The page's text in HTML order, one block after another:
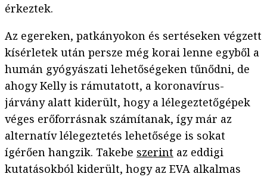
érkeztek.
Az egereken, patkányokon és sertéseken végzett
kísérletek után persze még korai lenne egyből a
humán gyógyászati lehetőségeken tűnődni, de
ahogy Kelly is rámutatott, a koronavírus-
járvány alatt kiderült, hogy a lélegeztetőgépek
véges erőforrásnak számítanak, így már az
alternatív lélegeztetés lehetősége is sokat
ígérően hangzik. Takebe szerint az eddigi
kutatásokból kiderült, hogy az EVA alkalmas